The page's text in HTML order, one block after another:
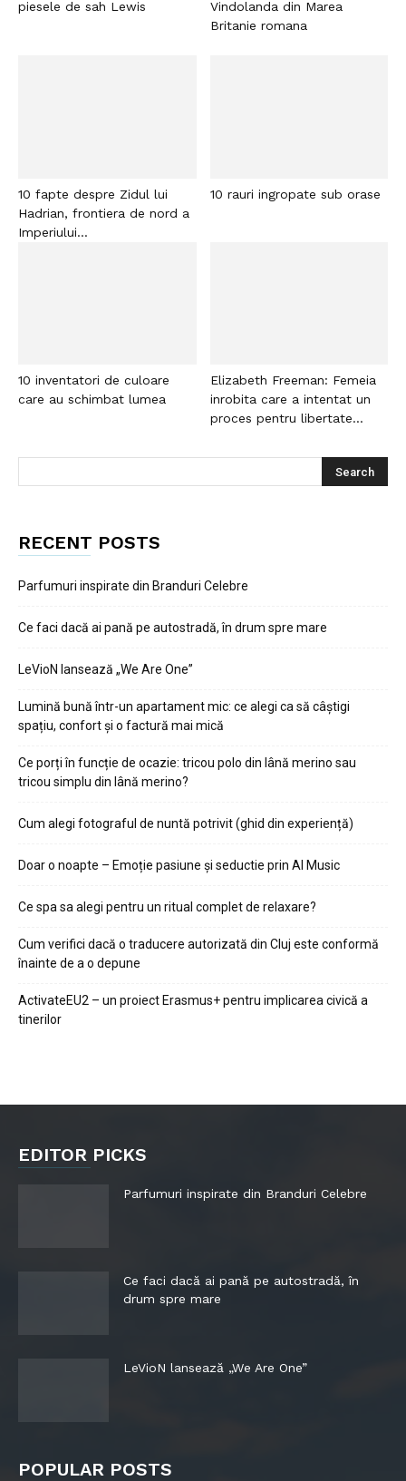
piesele de sah Lewis
Vindolanda din Marea
Britanie romana
10 fapte despre Zidul lui
Hadrian, frontiera de nord a
Imperiului...
10 rauri ingropate sub orase
10 inventatori de culoare
care au schimbat lumea
Elizabeth Freeman: Femeia
inrobita care a intentat un
proces pentru libertate...
RECENT POSTS
Parfumuri inspirate din Branduri Celebre
Ce faci dacă ai pană pe autostradă, în drum spre mare
LeVioN lansează „We Are One”
Lumină bună într-un apartament mic: ce alegi ca să câștigi
spațiu, confort și o factură mai mică
Ce porți în funcție de ocazie: tricou polo din lână merino sau
tricou simplu din lână merino?
Cum alegi fotograful de nuntă potrivit (ghid din experiență)
Doar o noapte – Emoție pasiune și seductie prin AI Music
Ce spa sa alegi pentru un ritual complet de relaxare?
Cum verifici dacă o traducere autorizată din Cluj este conformă
înainte de a o depune
ActivateEU2 – un proiect Erasmus+ pentru implicarea civică a
tinerilor
EDITOR PICKS
Parfumuri inspirate din Branduri Celebre
Ce faci dacă ai pană pe autostradă, în
drum spre mare
LeVioN lansează „We Are One”
POPULAR POSTS